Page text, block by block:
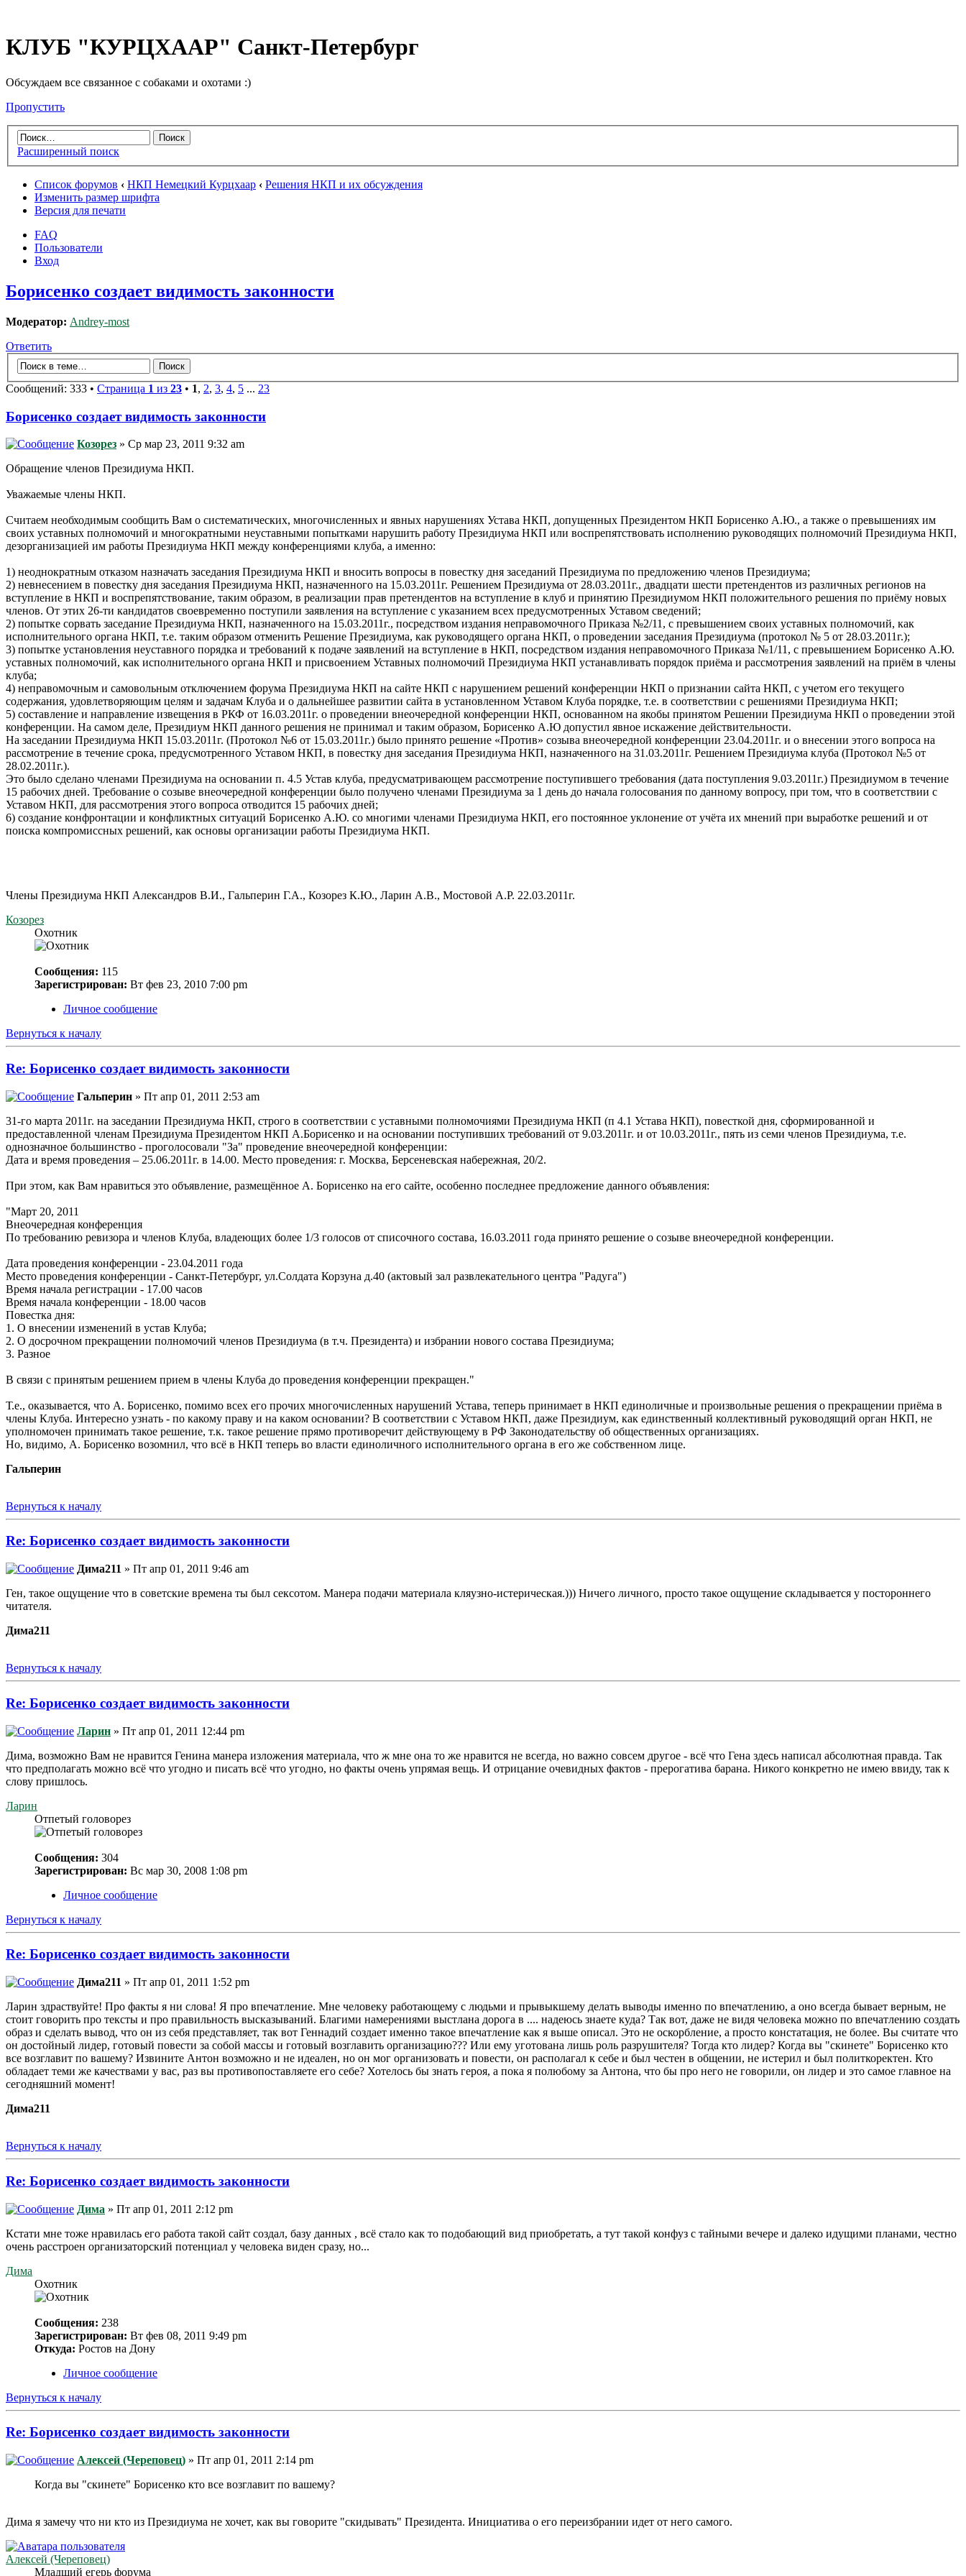
КЛУБ "КУРЦХААР" Санкт-Петербург
Обсуждаем все связанное с собаками и охотами :)
Пропустить
Расширенный поиск
Список форумов ‹ НКП Немецкий Курцхаар ‹ Решения НКП и их обсуждения
Изменить размер шрифта
Версия для печати
FAQ
Пользователи
Вход
Борисенко создает видимость законности
Модератор: Andrey-most
Ответить
Сообщений: 333 • Страница 1 из 23 • 1, 2, 3, 4, 5 ... 23
Борисенко создает видимость законности
Козорез » Ср мар 23, 2011 9:32 am
Обращение членов Президиума НКП.
Уважаемые члены НКП.
Считаем необходимым сообщить Вам о систематических, многочисленных и явных нарушениях Устава НКП, допущенных Президентом НКП Борисенко А.Ю., а также о превышениях им
своих уставных полномочий и многократными неуставными попытками нарушить работу Президиума НКП или воспрепятствовать исполнению руководящих полномочий Президиума НКП,
дезорганизацией им работы Президиума НКП между конференциями клуба, а именно:
1) неоднократным отказом назначать заседания Президиума НКП и вносить вопросы в повестку дня заседаний Президиума по предложению членов Президиума;
2) невнесением в повестку дня заседания Президиума НКП, назначенного на 15.03.2011г. Решением Президиума от 28.03.2011г., двадцати шести претендентов из различных регионов на
вступление в НКП и воспрепятствование, таким образом, в реализации прав претендентов на вступление в клуб и принятию Президиумом НКП положительного решения по приёму новых
членов. От этих 26-ти кандидатов своевременно поступили заявления на вступление с указанием всех предусмотренных Уставом сведений;
2) попытке сорвать заседание Президиума НКП, назначенного на 15.03.2011г., посредством издания неправомочного Приказа №2/11, с превышением своих уставных полномочий, как
исполнительного органа НКП, т.е. таким образом отменить Решение Президиума, как руководящего органа НКП, о проведении заседания Президиума (протокол № 5 от 28.03.2011г.);
3) попытке установления неуставного порядка и требований к подаче заявлений на вступление в НКП, посредством издания неправомочного Приказа №1/11, с превышением Борисенко А.Ю.
уставных полномочий, как исполнительного органа НКП и присвоением Уставных полномочий Президиума НКП устанавливать порядок приёма и рассмотрения заявлений на приём в члены
клуба;
4) неправомочным и самовольным отключением форума Президиума НКП на сайте НКП с нарушением решений конференции НКП о признании сайта НКП, с учетом его текущего
содержания, удовлетворяющим целям и задачам Клуба и о дальнейшее развитии сайта в установленном Уставом Клуба порядке, т.е. в соответствии с решениями Президиума НКП;
5) составление и направление извещения в РКФ от 16.03.2011г. о проведении внеочередной конференции НКП, основанном на якобы принятом Решении Президиума НКП о проведении этой
конференции. На самом деле, Президиум НКП данного решения не принимал и таким образом, Борисенко А.Ю допустил явное искажение действительности.
На заседании Президиума НКП 15.03.2011г. (Протокол №6 от 15.03.2011г.) было принято решение «Против» созыва внеочередной конференции 23.04.2011г. и о внесении этого вопроса на
рассмотрение в течение срока, предусмотренного Уставом НКП, в повестку дня заседания Президиума НКП, назначенного на 31.03.2011г. Решением Президиума клуба (Протокол №5 от
28.02.2011г.).
Это было сделано членами Президиума на основании п. 4.5 Устав клуба, предусматривающем рассмотрение поступившего требования (дата поступления 9.03.2011г.) Президиумом в течение
15 рабочих дней. Требование о созыве внеочередной конференции было получено членами Президиума за 1 день до начала голосования по данному вопросу, при том, что в соответствии с
Уставом НКП, для рассмотрения этого вопроса отводится 15 рабочих дней;
6) создание конфронтации и конфликтных ситуаций Борисенко А.Ю. со многими членами Президиума НКП, его постоянное уклонение от учёта их мнений при выработке решений и от
поиска компромиссных решений, как основы организации работы Президиума НКП.
Члены Президиума НКП Александров В.И., Гальперин Г.А., Козорез К.Ю., Ларин А.В., Мостовой А.Р. 22.03.2011г.
Козорез
Охотник
Сообщения: 115
Зарегистрирован: Вт фев 23, 2010 7:00 pm
Личное сообщение
Вернуться к началу
Re: Борисенко создает видимость законности
Гальперин » Пт апр 01, 2011 2:53 am
31-го марта 2011г. на заседании Президиума НКП, строго в соответствии с уставными полномочиями Президиума НКП (п 4.1 Устава НКП), повесткой дня, сформированной и
предоставленной членам Президиума Президентом НКП А.Борисенко и на основании поступивших требований от 9.03.2011г. и от 10.03.2011г., пять из семи членов Президиума, т.е.
однозначное большинство - проголосовали "За" проведение внеочередной конференции:
Дата и время проведения – 25.06.2011г. в 14.00. Место проведения: г. Москва, Берсеневская набережная, 20/2.
При этом, как Вам нравиться это объявление, размещённое А. Борисенко на его сайте, особенно последнее предложение данного объявления:
"Март 20, 2011
Внеочередная конференция
По требованию ревизора и членов Клуба, владеющих более 1/3 голосов от списочного состава, 16.03.2011 года принято решение о созыве внеочередной конференции.
Дата проведения конференции - 23.04.2011 года
Место проведения конференции - Санкт-Петербург, ул.Солдата Корзуна д.40 (актовый зал развлекательного центра "Радуга")
Время начала регистрации - 17.00 часов
Время начала конференции - 18.00 часов
Повестка дня:
1. О внесении изменений в устав Клуба;
2. О досрочном прекращении полномочий членов Президиума (в т.ч. Президента) и избрании нового состава Президиума;
3. Разное
В связи с принятым решением прием в члены Клуба до проведения конференции прекращен."
Т.е., оказывается, что А. Борисенко, помимо всех его прочих многочисленных нарушений Устава, теперь принимает в НКП единоличные и произвольные решения о прекращении приёма в
члены Клуба. Интересно узнать - по какому праву и на каком основании? В соответствии с Уставом НКП, даже Президиум, как единственный коллективный руководящий орган НКП, не
уполномочен принимать такое решение, т.к. такое решение прямо противоречит действующему в РФ Законодательству об общественных организациях.
Но, видимо, А. Борисенко возомнил, что всё в НКП теперь во власти единоличного исполнительного органа в его же собственном лице.
Гальперин
Вернуться к началу
Re: Борисенко создает видимость законности
Дима211 » Пт апр 01, 2011 9:46 am
Ген, такое ощущение что в советские времена ты был сексотом. Манера подачи материала кляузно-истерическая.))) Ничего личного, просто такое ощущение складывается у постороннего
читателя.
Дима211
Вернуться к началу
Re: Борисенко создает видимость законности
Ларин » Пт апр 01, 2011 12:44 pm
Дима, возможно Вам не нравится Генина манера изложения материала, что ж мне она то же нравится не всегда, но важно совсем другое - всё что Гена здесь написал абсолютная правда. Так
что предполагать можно всё что угодно и писать всё что угодно, но факты очень упрямая вещь. И отрицание очевидных фактов - прерогатива барана. Никого конкретно не имею ввиду, так к
слову пришлось.
Ларин
Отпетый головорез
Сообщения: 304
Зарегистрирован: Вс мар 30, 2008 1:08 pm
Личное сообщение
Вернуться к началу
Re: Борисенко создает видимость законности
Дима211 » Пт апр 01, 2011 1:52 pm
Ларин здраствуйте! Про факты я ни слова! Я про впечатление. Мне человеку работающему с людьми и прывыкшему делать выводы именно по впечатлению, а оно всегда бывает верным, не
стоит говорить про тексты и про правильность высказываний. Благими намерениями выстлана дорога в .... надеюсь знаете куда? Так вот, даже не видя человека можно по впечатлению создать
образ и сделать вывод, что он из себя представляет, так вот Геннадий создает именно такое впечатление как я выше описал. Это не оскорбление, а просто констатация, не более. Вы считате что
он достойный лидер, готовый повести за собой массы и готовый возглавить организацию??? Или ему уготована лишь роль разрушителя? Тогда кто лидер? Когда вы "скинете" Борисенко кто
все возглавит по вашему? Извините Антон возможно и не идеален, но он мог организовать и повести, он располагал к себе и был честен в общении, не истерил и был политкоректен. Кто
обладает теми же качествами у вас, раз вы противопоставляете его себе? Хотелось бы знать героя, а пока я полюбому за Антона, что бы про него не говорили, он лидер и это самое главное на
сегодняшний момент!
Дима211
Вернуться к началу
Re: Борисенко создает видимость законности
Дима » Пт апр 01, 2011 2:12 pm
Кстати мне тоже нравилась его работа такой сайт создал, базу данных , всё стало как то подобающий вид приобретать, а тут такой конфуз с тайными вечере и далеко идущими планами, честно
очень расстроен организаторский потенциал у человека виден сразу, но...
Дима
Охотник
Сообщения: 238
Зарегистрирован: Вт фев 08, 2011 9:49 pm
Откуда: Ростов на Дону
Личное сообщение
Вернуться к началу
Re: Борисенко создает видимость законности
Алексей (Череповец) » Пт апр 01, 2011 2:14 pm
Когда вы "скинете" Борисенко кто все возглавит по вашему?
Дима я замечу что ни кто из Президиума не хочет, как вы говорите "скидывать" Президента. Инициатива о его переизбрании идет от него самого.
Алексей (Череповец)
Младший егерь форума